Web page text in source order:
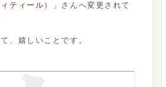
ティール）
」さんへ変更されて
、嬉しいことです。